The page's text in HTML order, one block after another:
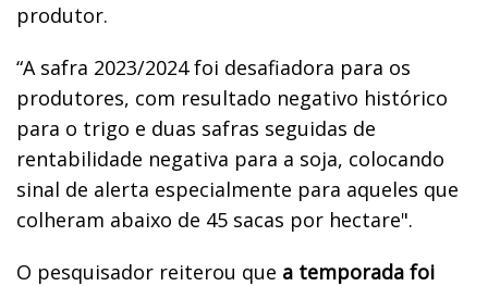
produtor.
“A safra 2023/2024 foi desafiadora para os
produtores, com resultado negativo histórico
para o trigo e duas safras seguidas de
rentabilidade negativa para a soja, colocando
sinal de alerta especialmente para aqueles que
colheram abaixo de 45 sacas por hectare".
O pesquisador reiterou que a temporada foi